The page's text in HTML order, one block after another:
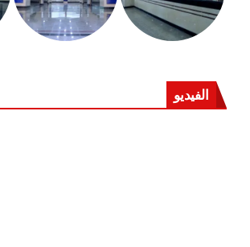
الفيديو